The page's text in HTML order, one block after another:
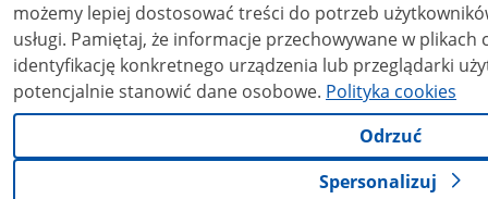
możemy lepiej dostosować treści do potrzeb
usługi. Pamiętaj, że informacje przechowywane w plikach cookie mogą pozwalać na
identyfikację konkretnego urządzenia lub przeglądarki
potencjalnie stanowić dane osobowe. Polityka cookies
Odrzuć
Spersonalizuj